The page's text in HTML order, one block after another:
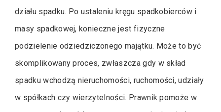
działu spadku. Po ustaleniu kręgu spadkobierców i
masy spadkowej, konieczne jest fizyczne
podzielenie odziedziczonego majątku. Może to być
skomplikowany proces, zwłaszcza gdy w skład
spadku wchodzą nieruchomości, ruchomości, udziały
w spółkach czy wierzytelności. Prawnik pomoże w